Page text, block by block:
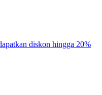
diskon hingga 20%